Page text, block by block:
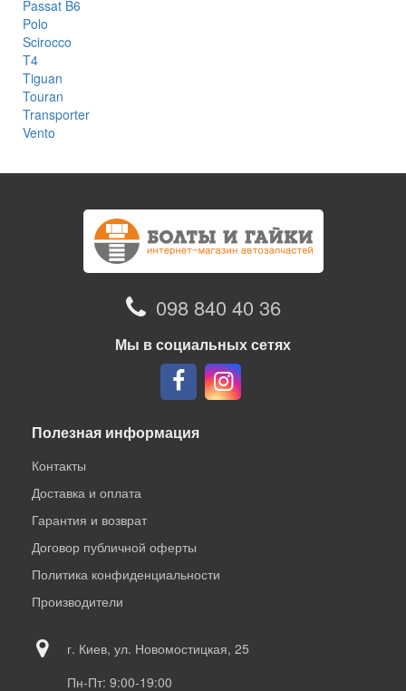
Passat B6
Polo
Scirocco
T4
Tiguan
Touran
Transporter
Vento
098 840 40 36
Мы в социальных сетях
Полезная информация
Контакты
Доставка и оплата
Гарантия и возврат
Договор публичной оферты
Политика конфиденциальности
Производители
г. Киев, ул. Новомостицкая, 25
Пн-Пт: 9:00-19:00